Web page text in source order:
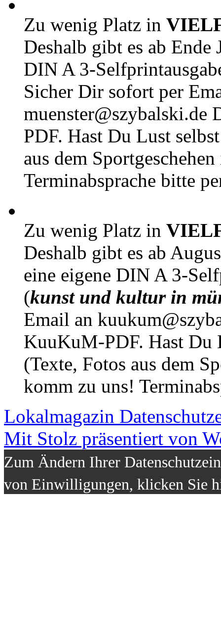
Zu wenig Platz in
Deshalb gibt es ab Ende
DIN A 3-
Sicher Dir sofort per
muenster@szybalski.de
PDF. Hast Du Lust
aus dem
Terminabsprache bitte
Zu wenig Platz in
Deshalb gibt es ab
eine eigene DIN A 3-
(kunst und kultur in
Email an
KuuKuM-PDF. Hast Du
(Texte, Fotos aus dem
komm zu uns!
Lokalmagazin
Mit Stolz präsentiert von
Zum Ändern Ihrer
von Einwilligungen, klicken Sie